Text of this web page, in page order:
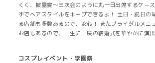
くく、披露宴～三次会のように丸一日出席するケー
ずでヘアスタイルをキープできるよ！ 土日・祝日の
る店舗も多数あるので、安心！ またブライダルメニ
お店もあるので、一生に一度の結婚式を華やかに演
コスプレイベント・学園祭